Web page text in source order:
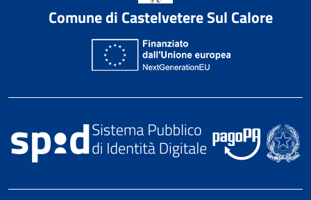
Comune di Castelvetere Sul Calore